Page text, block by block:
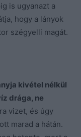
is ugyanazt a
hogy a lányok
szégyelli magát.
kivétel nélkül
drága, ne
vizet, és úgy
marad a hátán.